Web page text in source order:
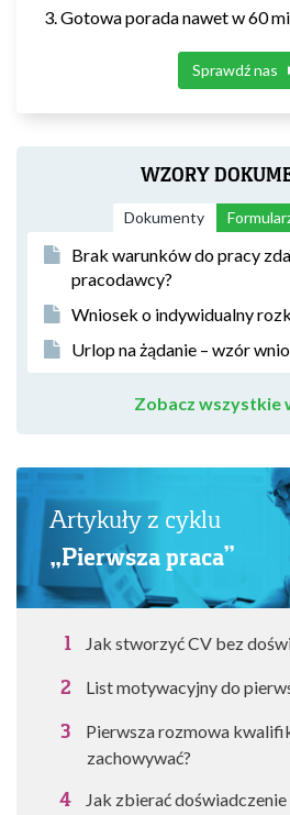
Gotowa porada nawet w 60
Sprawdź nas
WZORY
Dokumenty
Brak warunków do pracy
pracodawcy?
Wniosek o indywidualny
Urlop na żądanie – wzór
Zobacz wszystkie
Artykuły z cyklu
„Pierwsza praca”
Jak stworzyć CV bez
List motywacyjny do
Pierwsza rozmowa
zachowywać?
Jak zbierać